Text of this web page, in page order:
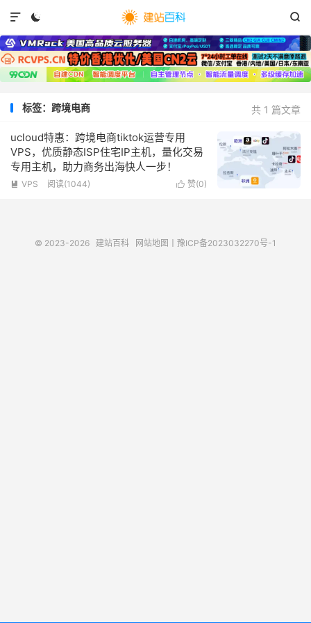
 

共 1 篇文章
标签：跨境电商
ucloud特惠：跨境电商tiktok运营专用
VPS，优质静态ISP住宅IP主机，量化交易
专用主机，助力商务出海快人一步！
 赞(0)
 VPS 阅读(1044)
© 2023-2026 建站百科 网站地图 豫ICP备2023032270号-1